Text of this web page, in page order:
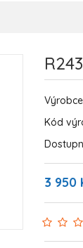
Výrobce
Kód
3 950